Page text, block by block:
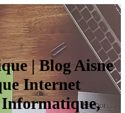
| Blog Aisne
Internet